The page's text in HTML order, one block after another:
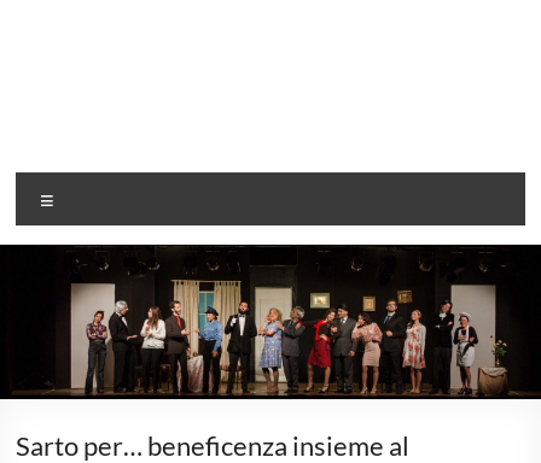
Associazione
G
Rendiamo
magico…
Sarto per… beneficenza insieme al